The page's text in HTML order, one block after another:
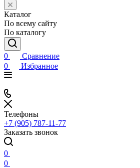
Каталог
По всему сайту
По каталогу
0
Сравнение
0
Избранное
Телефоны
+7 (905) 787-11-77
Заказать звонок
0
0